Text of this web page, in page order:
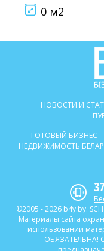
0 м2
НОВОСТИ И
ГОТОВЫЙ БИЗНЕС
НЕДВИЖИМОСТЬ
©2005 - 2026 b4y.by.
Материалы сайта
использовании
ОБЯЗАТЕЛЬНА!